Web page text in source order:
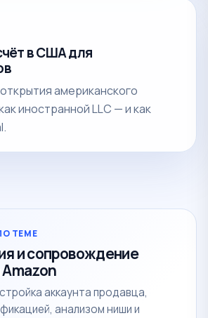
в США для
американского
иностранной LLC — и как
ТЕМЕ
и сопровождение
аккаунта продавца,
анализом ниши и